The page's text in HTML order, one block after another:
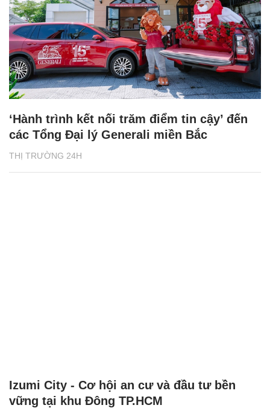
THỊ TRƯỜNG 24H
‘Hành trình kết nối trăm điểm tin cậy’ đến
các Tổng Đại lý Generali miền Bắc
Izumi City - Cơ hội an cư và đầu tư bền
vững tại khu Đông TP.HCM